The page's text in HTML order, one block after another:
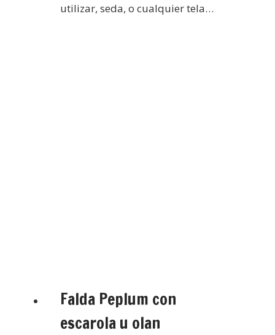
utilizar, seda, o cualquier tela…
Falda Peplum con
escarola u olan